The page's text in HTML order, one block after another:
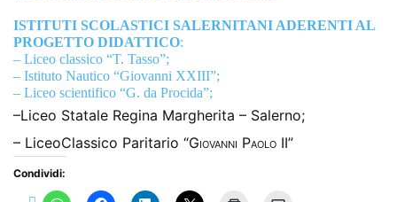
ISTITUTI SCOLASTICI SALERNITANI ADERENTI AL
PROGETTO DIDATTICO:
– Liceo classico “T. Tasso”;
– Istituto Nautico “Giovanni XXIII”;
– Liceo scientifico “G. da Procida”;
–Liceo Statale Regina Margherita – Salerno;
– LiceoClassico Paritario “Giovanni Paolo II”
Condividi: